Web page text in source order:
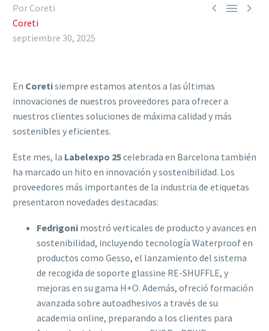
  
Por Coreti
Coreti
septiembre 30, 2025
En Coretisiempre estamos atentos a las últimas
innovaciones de nuestros proveedores para ofrecer a
nuestros clientes soluciones de máxima calidad y más
sostenibles y eficientes.
Este mes, la Labelexpo 25celebrada en Barcelona también
ha marcado un hito en innovación y sostenibilidad. Los
proveedores más importantes de la industria de etiquetas
presentaron novedades destacadas:
Fedrigoni mostró verticales de producto y avances en
sostenibilidad, incluyendo tecnología Waterproof en
productos como Gesso, el lanzamiento del sistema
de recogida de soporte glassine RE-SHUFFLE, y
mejoras en su gama H+O. Además, ofreció formación
avanzada sobre autoadhesivos a través de su
academia online, preparando a los clientes para